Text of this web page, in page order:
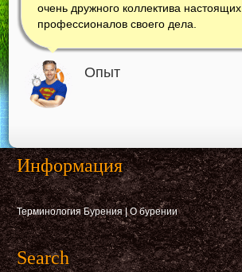
очень дружного коллектива настоящих
профессионалов своего дела.
Опыт
Информация
Терминология Бурения|О бурении
Search